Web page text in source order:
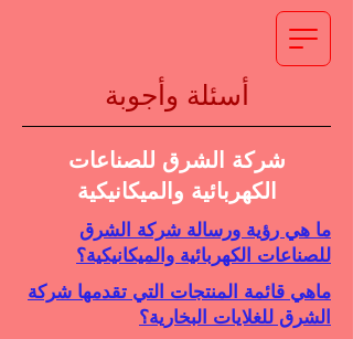
أسئلة وأجوبة
شركة الشرق للصناعات
الكهربائية والميكانيكية
ما هي رؤية ورسالة شركة الشرق
للصناعات الكهربائية والميكانيكية؟
ماهي قائمة المنتجات التي تقدمها شركة
الشرق للغلايات البخارية؟